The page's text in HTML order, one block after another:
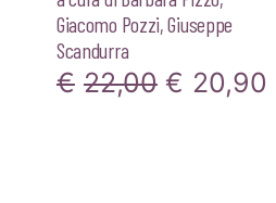
Giacomo Pozzi,Giuseppe
Scandurra
€ 22,00 Il
€ 20,90